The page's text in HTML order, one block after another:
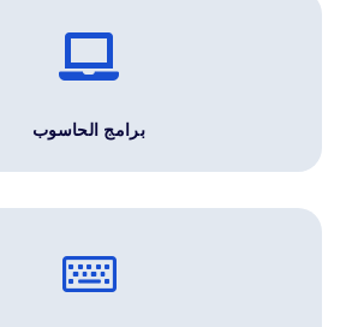
برامج الحاسوب